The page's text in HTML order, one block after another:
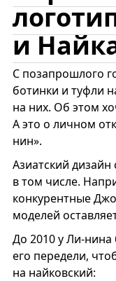
и
С позапрошлого
ботинки и туфли
на них. Об этом
А это о личном
нин».
Азиатский
в том числе.
конкурентные
моделей
До 2010 у Ли-
его передели,
на найковский: